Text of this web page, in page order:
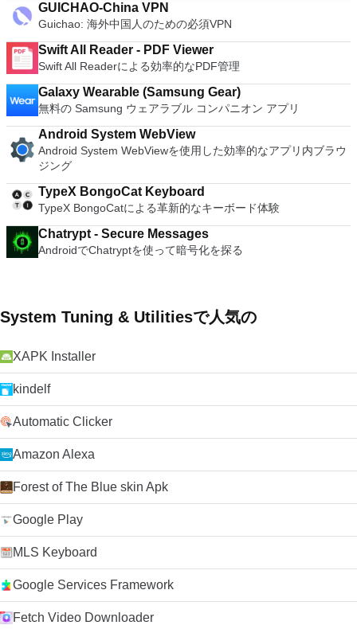
GUICHAO-China VPN
Guichao: 海外中国人のための必須VPN
Swift All Reader - PDF Viewer
Swift All Readerによる効率的なPDF管理
Galaxy Wearable (Samsung Gear)
無料の Samsung ウェアラブル コンパニオン アプリ
Android System WebView
Android System WebViewを使用した効率的なアプリ内ブラウ
ジング
TypeX BongoCat Keyboard
TypeX BongoCatによる革新的なキーボード体験
Chatrypt - Secure Messages
AndroidでChatryptを使って暗号化を探る
System Tuning & Utilitiesで人気の
XAPK Installer
kindelf
Automatic Clicker
Amazon Alexa
Forest of The Blue skin Apk
Google Play
MLS Keyboard
Google Services Framework
Fetch Video Downloader